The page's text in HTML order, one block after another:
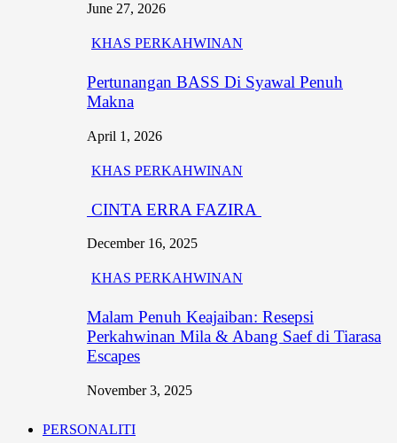
June 27, 2026
KHAS PERKAHWINAN
Pertunangan BASS Di Syawal Penuh
Makna
April 1, 2026
KHAS PERKAHWINAN
CINTA ERRA FAZIRA
December 16, 2025
KHAS PERKAHWINAN
Malam Penuh Keajaiban: Resepsi
Perkahwinan Mila & Abang Saef di Tiarasa
Escapes
November 3, 2025
PERSONALITI